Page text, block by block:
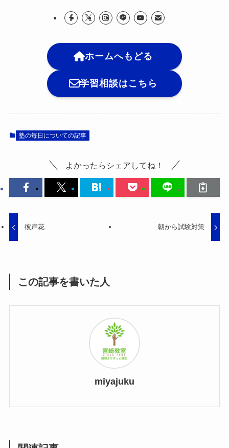
ホームへもどる
学習相談はこちら
塾の毎日についての記事
よかったらシェアしてね！
彼岸花 朝から試験対策
この記事を書いた人
miyajuku